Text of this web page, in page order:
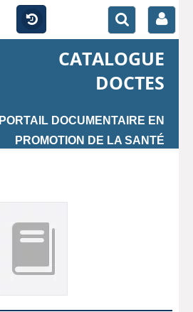
CATALOGUE
DOCTES
PORTAIL DOCUMENTAIRE EN
PROMOTION DE LA SANTÉ